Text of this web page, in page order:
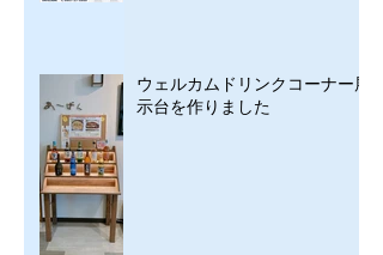
ウェルカムドリンクコーナー展
示台を作りました